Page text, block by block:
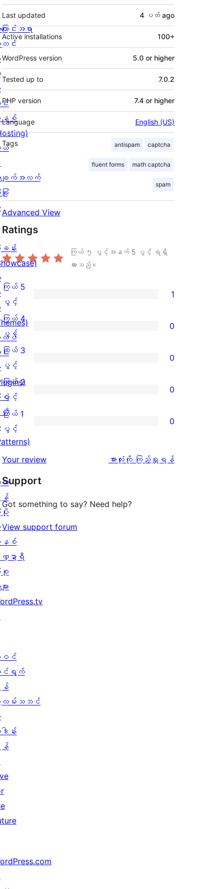
Last updated 4 ပတ် ago
Active installations 100+
WordPress version 5.0 or higher
Tested up to 7.0.2
PHP version 7.4 or higher
Language English (US)
Tags antispam captcha
fluent forms math captcha
spam
Advanced View
Ratings
ကြယ် ၅ ပွင့်အနက် 5 ပွင့် ရရှိ
ထားသည်။
ကြယ်
5
ပွင့်
အဆင့်
သုံးသပ်
ကြယ် 5
ပွင့်
1
ကြယ်
4
ပွင့်
အဆင့်
သုံးသပ်
ချက်
စောင်
ကြယ် 4
ပွင့်
0
ကြယ်
3
ပွင့်
အဆင့်
သုံးသပ်
ချက်
ကြယ် 3
ပွင့်
0
ကြယ်
2
ပွင့်
အဆင့်
သုံးသပ်
0
စောင်
ကြယ် 2
ပွင့်
0
ကြယ်
1
ပွင့်
သုံးသပ်
ချက်
0
စောင်
ကြယ် 1
ပွင့်
0
Your review
သုံးသပ်
အားလုံးကို ကြည့်ရှုရန်
Support
Got something to say? Need help?
View support forum
ြောင်းအရာ
င်း
း
နစ်
ယ်
ချက်အလက်
ြုံ
ခန်း
လပ်
င်
စံ
ယ်
ာ
န်
း
နစ်
ဏ္ဍာရီ
စု
ား
ဝင်
ာင်ရွက်
န်
လမ်းသဘင်
ါန်း
န်